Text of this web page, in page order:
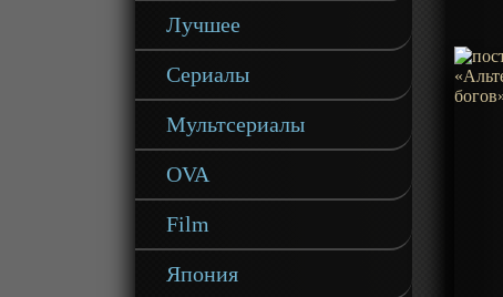
Лучшее
Сериалы
Мультсериалы
OVA
Film
Япония